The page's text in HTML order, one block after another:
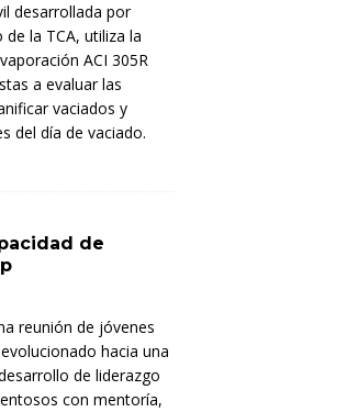
desarrollada por
la TCA, utiliza la
ACI 305R
a evaluar las
vaciados y
del día de vaciado.
de
reunión de jóvenes
hacia una
de liderazgo
con mentoría,